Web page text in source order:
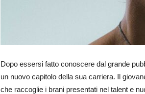
Dopo essersi fatto conoscere dal grande
un nuovo capitolo della sua carriera. Il
che raccoglie i brani presentati nel talent e